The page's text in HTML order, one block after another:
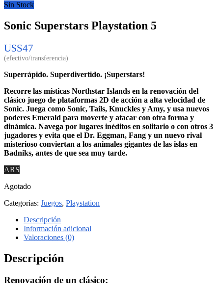
Sin Stock
Sonic Superstars Playstation 5
U$S47
Superrápido. Superdivertido. ¡Superstars!
Recorre las místicas Northstar Islands en la renovación del
clásico juego de plataformas 2D de acción a alta velocidad de
Sonic. Juega como Sonic, Tails, Knuckles y Amy, y usa nuevos
poderes Emerald para moverte y atacar con otra forma y
dinámica. Navega por lugares inéditos en solitario o con otros 3
jugadores y evita que el Dr. Eggman, Fang y un nuevo rival
misterioso conviertan a los animales gigantes de las islas en
Badniks, antes de que sea muy tarde.
ARS
Agotado
Categorías: Juegos, Playstation
Descripción
Información adicional
Valoraciones (0)
Descripción
Renovación de un clásico: